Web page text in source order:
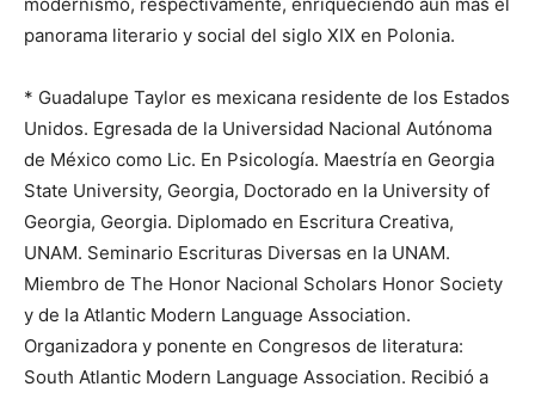
panorama literario y social del siglo XIX en Polonia.
* Guadalupe Taylor es mexicana residente de los Estados
Unidos. Egresada de la Universidad Nacional Autónoma
de México como Lic. En Psicología. Maestría en Georgia
State University, Georgia, Doctorado en la University of
Georgia, Georgia. Diplomado en Escritura Creativa,
UNAM. Seminario Escrituras Diversas en la UNAM.
Miembro de The Honor Nacional Scholars Honor Society
y de la Atlantic Modern Language Association.
Organizadora y ponente en Congresos de literatura:
South Atlantic Modern Language Association. Recibió a